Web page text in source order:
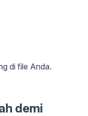
di file Anda.
demi